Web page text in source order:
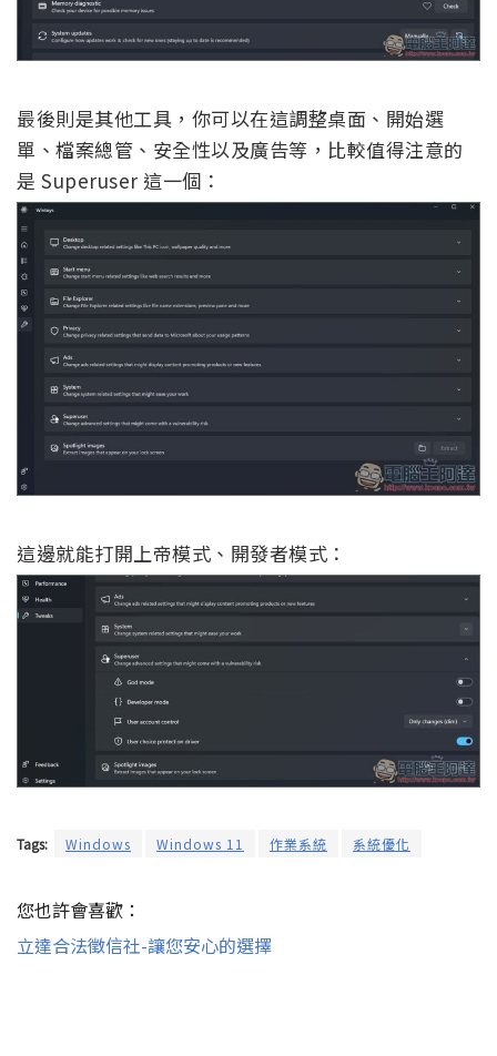
最後則是其他工具，你可以在這調整桌面、開始選
單、檔案總管、安全性以及廣告等，比較值得注意的
是 Superuser 這一個：
這邊就能打開上帝模式、開發者模式：
Tags: Windows Windows 11 作業系統 系統優化
您也許會喜歡：
立達合法徵信社-讓您安心的選擇